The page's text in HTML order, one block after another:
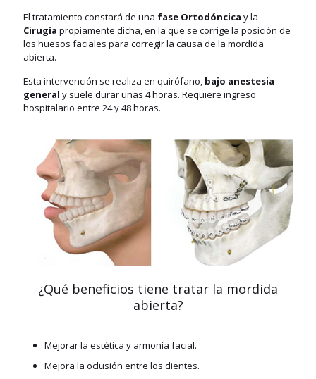
El tratamiento constará de una fase Ortodóncica y la
Cirugía propiamente dicha, en la que se corrige la posición de
los huesos faciales para corregir la causa de la mordida
abierta.
Esta intervención se realiza en quirófano, bajo anestesia
general y suele durar unas 4 horas. Requiere ingreso
hospitalario entre 24 y 48 horas.
¿Qué beneficios tiene tratar la mordida
abierta?
Mejorar la estética y armonía facial.
Mejora la oclusión entre los dientes.